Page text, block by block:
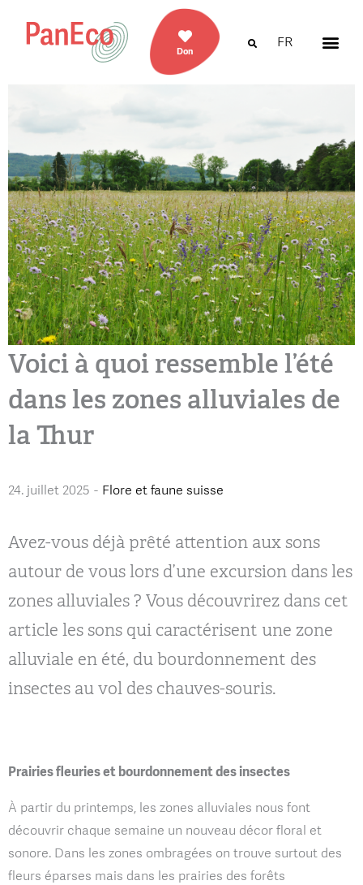
Don
FR
Voici à quoi ressemble l’été
dans les zones alluviales de
la Thur
24. juillet 2025 - Flore et faune suisse
Avez-vous déjà prêté attention aux sons
autour de vous lors d’une excursion dans les
zones alluviales ? Vous découvrirez dans cet
article les sons qui caractérisent une zone
alluviale en été, du bourdonnement des
insectes au vol des chauves-souris.
Prairies fleuries et bourdonnement des insectes
À partir du printemps, les zones alluviales nous font
découvrir chaque semaine un nouveau décor floral et
sonore. Dans les zones ombragées on trouve surtout des
fleurs éparses mais dans les prairies des forêts